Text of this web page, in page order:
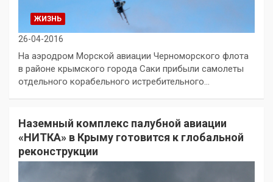
ЖИЗНЬ
26-04-2016
На аэродром Морской авиации Черноморского флота
в районе крымского города Саки прибыли самолеты
отдельного корабельного истребительного…
Наземный комплекс палубной авиации
«НИТКА» в Крыму готовится к глобальной
реконструкции